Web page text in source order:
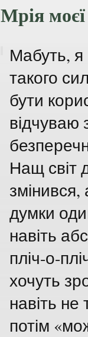
Мрія
Мабуть,
такого
бути
відчуваю
Нащ світ
думки
навіть
пліч-о-
хочуть
навіть
потім